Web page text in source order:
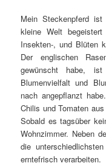
Mein Steckenpferd
kleine Welt
Insekten-, und Blüten
Der englischen
gewünscht habe,
Blumenvielfalt und
nach angepflanzt
Chilis und Tomaten
Sobald es tagsüber
Wohnzimmer. Neben
die
erntefrisch verarbeiten.